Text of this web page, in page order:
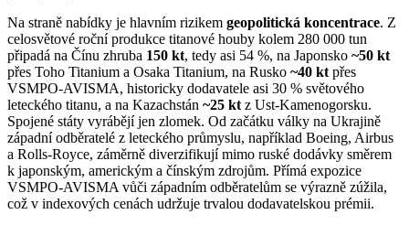
Na straně nabídky je hlavním rizikem geopolitická koncentrace. Z
celosvětové roční produkce titanové houby kolem 280 000 tun
připadá na Čínu zhruba 150 kt, tedy asi 54 %, na Japonsko ~50 kt
přes Toho Titanium a Osaka Titanium, na Rusko ~40 kt přes
VSMPO-AVISMA, historicky dodavatele asi 30 % světového
leteckého titanu, a na Kazachstán ~25 kt z Ust-Kamenogorsku.
Spojené státy vyrábějí jen zlomek. Od začátku války na Ukrajině
západní odběratelé z leteckého průmyslu, například Boeing, Airbus
a Rolls-Royce, záměrně diverzifikují mimo ruské dodávky směrem
k japonským, americkým a čínským zdrojům. Přímá expozice
VSMPO-AVISMA vůči západním odběratelům se výrazně zúžila,
což v indexových cenách udržuje trvalou dodavatelskou prémii.